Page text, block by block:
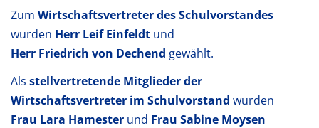
Zum Wirtschaftsvertreter des Schulvorstandes
wurden Herr Leif Einfeldt und
Herr Friedrich von Dechend gewählt.
Als stellvertretende Mitglieder der
Wirtschaftsvertreter im Schulvorstand wurden
Frau Lara Hamester und Frau Sabine Moysen